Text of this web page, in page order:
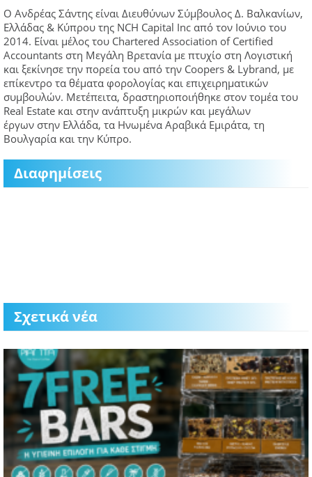
Ο Ανδρέας Σάντης είναι Διευθύνων Σύμβουλος Δ. Βαλκανίων,
Ελλάδας & Κύπρου της NCH Capital Inc από τον Ιούνιο του
2014. Είναι μέλος του Chartered Association of Certified
Accountants στη Μεγάλη Βρετανία με πτυχίο στη Λογιστική
και ξεκίνησε την πορεία του από την Coopers & Lybrand, με
επίκεντρο τα θέματα φορολογίας και επιχειρηματικών
συμβουλών. Μετέπειτα, δραστηριοποιήθηκε στον τομέα του
Real Estate και στην ανάπτυξη μικρών και μεγάλων
έργων στην Ελλάδα, τα Ηνωμένα Αραβικά Εμιράτα, τη
Βουλγαρία και την Κύπρο.
Διαφημίσεις
Σχετικά νέα